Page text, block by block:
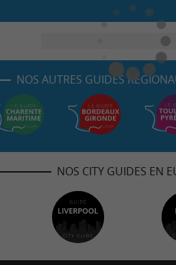
NOS AUTRES GUIDES
NOS CITY GUIDES EN